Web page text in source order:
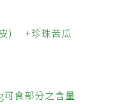
) 珍珠苦瓜
食部分之含量